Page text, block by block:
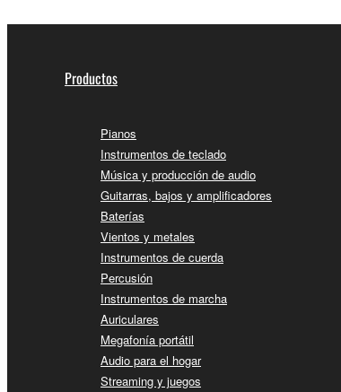
Productos
Pianos
Instrumentos de teclado
Música y producción de audio
Guitarras, bajos y amplificadores
Baterías
Vientos y metales
Instrumentos de cuerda
Percusión
Instrumentos de marcha
Auriculares
Megafonía portátil
Audio para el hogar
Streaming y juegos